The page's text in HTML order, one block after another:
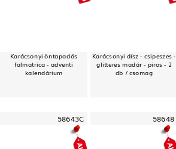
Karácsonyi öntapadós
falmatrica - adventi
kalendárium
Karácsonyi dísz - csipeszes -
glitteres madár - piros - 2
db / csomag
58643C 58648